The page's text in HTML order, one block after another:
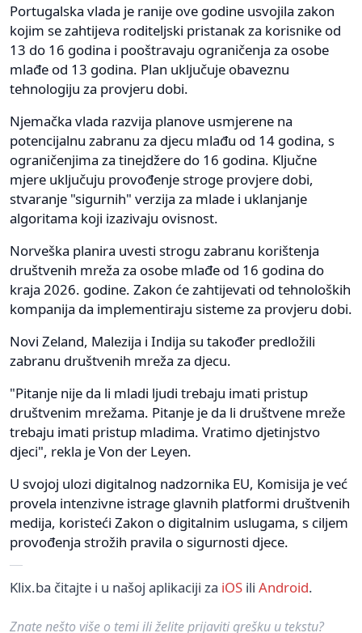
Portugalska vlada je ranije ove godine usvojila zakon
kojim se zahtijeva roditeljski pristanak za korisnike od
13 do 16 godina i pooštravaju ograničenja za osobe
mlađe od 13 godina. Plan uključuje obaveznu
tehnologiju za provjeru dobi.
Njemačka vlada razvija planove usmjerene na
potencijalnu zabranu za djecu mlađu od 14 godina, s
ograničenjima za tinejdžere do 16 godina. Ključne
mjere uključuju provođenje stroge provjere dobi,
stvaranje "sigurnih" verzija za mlade i uklanjanje
algoritama koji izazivaju ovisnost.
Norveška planira uvesti strogu zabranu korištenja
društvenih mreža za osobe mlađe od 16 godina do
kraja 2026. godine. Zakon će zahtijevati od tehnoloških
kompanija da implementiraju sisteme za provjeru dobi.
Novi Zeland, Malezija i Indija su također predložili
zabranu društvenih mreža za djecu.
"Pitanje nije da li mladi ljudi trebaju imati pristup
društvenim mrežama. Pitanje je da li društvene mreže
trebaju imati pristup mladima. Vratimo djetinjstvo
djeci", rekla je Von der Leyen.
U svojoj ulozi digitalnog nadzornika EU, Komisija je već
provela intenzivne istrage glavnih platformi društvenih
medija, koristeći Zakon o digitalnim uslugama, s ciljem
provođenja strožih pravila o sigurnosti djece.
Klix.ba čitajte i u našoj aplikaciji za iOS ili Android.
Znate nešto više o temi ili želite prijaviti grešku u tekstu?